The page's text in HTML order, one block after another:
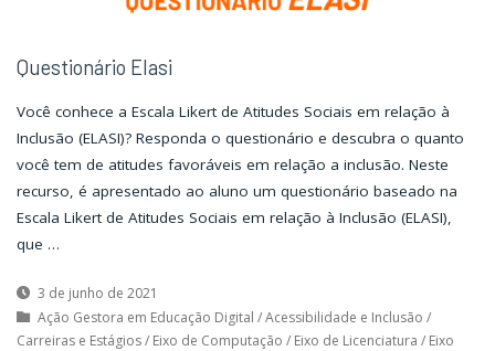
Questionário Elasi
Você conhece a Escala Likert de Atitudes Sociais em relação à
Inclusão (ELASI)? Responda o questionário e descubra o quanto
você tem de atitudes favoráveis em relação a inclusão. Neste
recurso, é apresentado ao aluno um questionário baseado na
Escala Likert de Atitudes Sociais em relação à Inclusão (ELASI),
que …
3 de junho de 2021
Ação Gestora em Educação Digital /Acessibilidade e Inclusão /
Carreiras e Estágios/ Eixo de Computação / Eixo de Licenciatura / Eixo